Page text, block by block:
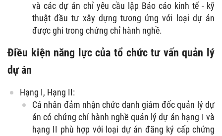
và các dự án chỉ yêu cầu lập Báo cáo kinh tế - kỹ
thuật đầu tư xây dựng tương ứng với loại dự án
được ghi trong chứng chỉ hành nghề.
Điều kiện năng lực của tổ chức tư vấn quản lý
dự án
Hạng I, Hạng II:
Cá nhân đảm nhận chức danh giám đốc quản lý dự
án có chứng chỉ hành nghề quản lý dự án hạng I và
hạng II phù hợp với loại dự án đăng ký cấp chứng